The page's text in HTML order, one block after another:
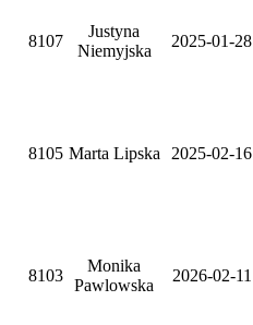
8107
Justyna
Niemyjska
2025-01-28
8105 Marta Lipska 2025-02-16
8103
Monika
Pawlowska
2026-02-11